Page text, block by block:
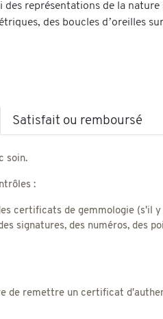
des représentations de la
des boucles d’oreilles
Satisfait ou remboursé
soin.
:
certificats de gemmologie (s'il
signatures, des numéros, des
de remettre un certificat